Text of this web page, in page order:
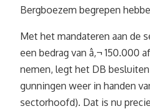
Bergboezem begrepen
Met het mandateren aan de
een bedrag van â‚¬ 150.000
nemen, legt het DB
gunningen weer in handen
sectorhoofd). Dat is nu